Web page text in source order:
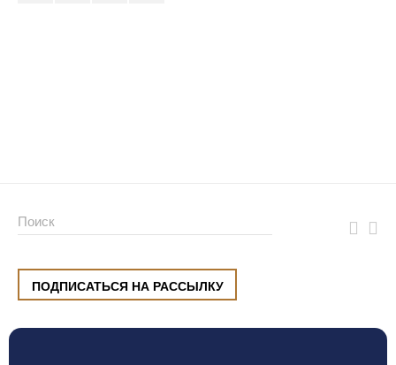
ПОДПИСАТЬСЯ НА РАССЫЛКУ
ул. Малышева, 8, Екатеринбург